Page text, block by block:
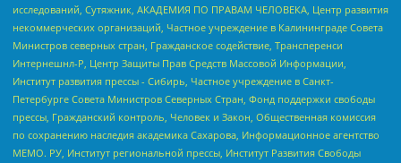
исследований, Сутяжник, АКАДЕМИЯ ПО ПРАВАМ ЧЕЛОВЕКА, Центр развития
некоммерческих организаций, Частное учреждение в Калининграде Совета
Министров северных стран, Гражданское содействие, Трансперенси
Интернешнл-Р, Центр Защиты Прав Средств Массовой Информации,
Институт развития прессы - Сибирь, Частное учреждение в Санкт-
Петербурге Совета Министров Северных Стран, Фонд поддержки свободы
прессы, Гражданский контроль, Человек и Закон, Общественная комиссия
по сохранению наследия академика Сахарова, Информационное агентство
МЕМО. РУ, Институт региональной прессы, Институт Развития Свободы